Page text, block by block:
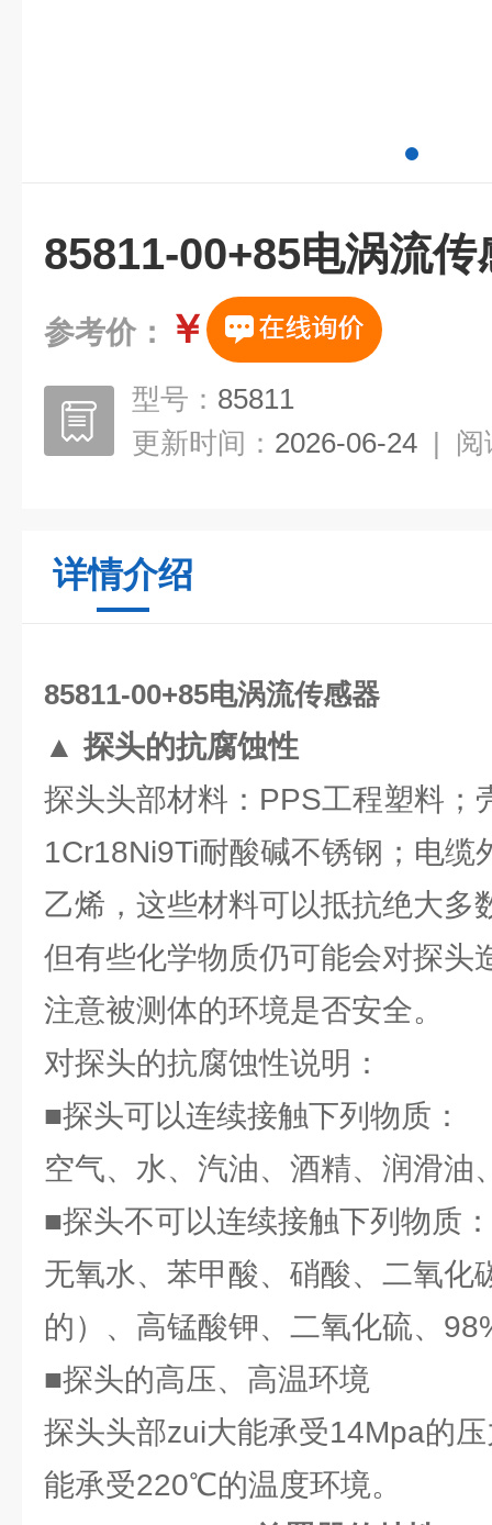
85811-00+85电涡流传
参考价： ￥
型号： 85811
更新时间： 2026-06-24 | 阅
详情介绍
85811-00+85电涡流传感器
▲ 探头的抗腐蚀性
探头头部材料：PPS工程塑料；
1Cr18Ni9Ti耐酸碱不锈钢；电缆
乙烯，这些材料可以抵抗绝大多
但有些化学物质仍可能会对探头
注意被测体的环境是否安全。
对探头的抗腐蚀性说明：
■探头可以连续接触下列物质：
空气、水、汽油、酒精、润滑油
■探头不可以连续接触下列物质：
无氧水、苯甲酸、硝酸、二氧化
的）、高锰酸钾、二氧化硫、
■探头的高压、高温环境
探头头部zui大能承受14Mpa的
能承受220℃的温度环境。